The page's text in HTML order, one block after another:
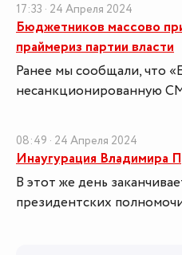
17:33 · 24 Апреля 2024
Бюджетников массово
праймериз партии власти
Ранее мы сообщали, что
несанкционированную
08:49 · 24 Апреля 2024
Инаугурация Владимира
В этот же день
президентских